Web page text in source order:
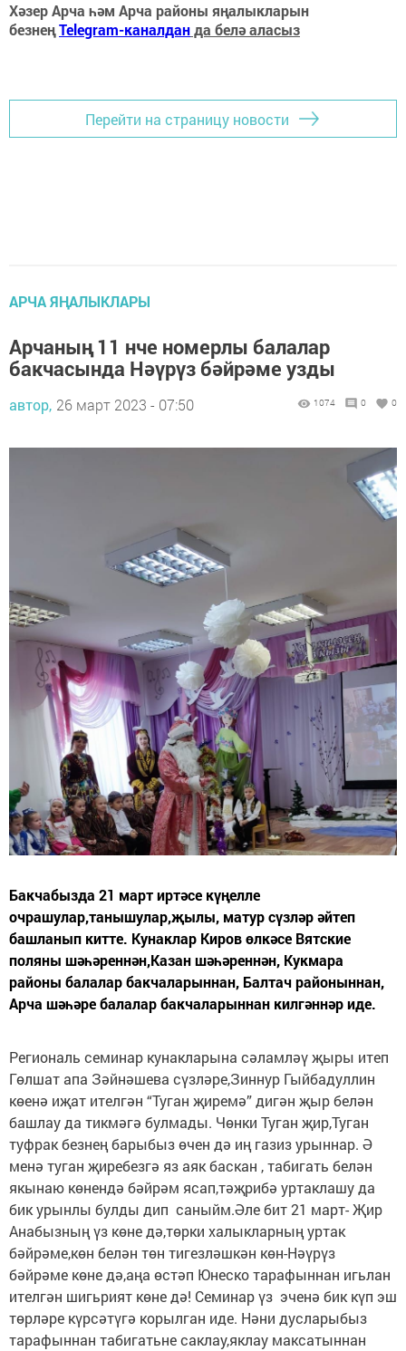
Хәзер Арча һәм Арча районы яңалыкларын
безнеңTelegram-каналданда белә аласыз
Перейти на страницу новости
АРЧА ЯҢАЛЫКЛАРЫ
Арчаның 11 нче номерлы балалар
бакчасында Нәүрүз бәйрәме узды
автор, 26 март 2023 - 07:50 1074 0 0
Бакчабызда 21 март иртәсе күңелле
очрашулар,танышулар,җылы, матур сүзләр әйтеп
башланып китте. Кунаклар Киров өлкәсе Вятские
поляны шәһәреннән,Казан шәһәреннән, Кукмара
районы балалар бакчаларыннан, Балтач районыннан,
Арча шәһәре балалар бакчаларыннан килгәннәр иде.
Региональ семинар кунакларына сәламләү җыры итеп
Гөлшат апа Зәйнәшева сүзләре,Зиннур Гыйбадуллин
көенә иҗат ителгән “Туган җиремә” дигән җыр белән
башлау да тикмәгә булмады. Чөнки Туган җир,Туган
туфрак безнең барыбыз өчен дә иң газиз урыннар. Ә
менә туган җиребезгә яз аяк баскан , табигать белән
якынаю көнендә бәйрәм ясап,тәҗрибә уртаклашу да
бик урынлы булды дип саныйм.Әле бит 21 март- Җир
Анабызның үз көне дә,төрки халыкларның уртак
бәйрәме,көн белән төн тигезләшкән көн-Нәүрүз
бәйрәме көне дә,аңа өстәп Юнеско тарафыннан игьлан
ителгән шигьрият көне дә! Семинар үз эченә бик күп эш
төрләре күрсәтүгә корылган иде. Нәни дусларыбыз
тарафыннан табигатьне саклау,яклау максатыннан